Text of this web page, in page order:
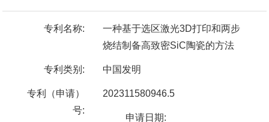
专利名称:
一种基于选区激光3D打印和两步
烧结制备高致密SiC陶瓷的方法
专利类别: 中国发明
专利（申请）
号:
202311580946.5
申请日期: